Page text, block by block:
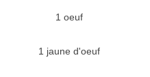
1 oeuf
1 jaune d'oeuf